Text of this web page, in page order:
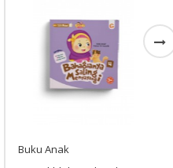
Buku Anak